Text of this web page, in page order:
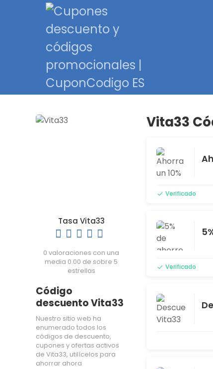
Tasa Vita33
0 valoraciones con una
media 0.00 de sobre 5
estrellas
Código
descuento Vita33
Nuestro sitio web ha
enumerado todos los
códigos de descuento,
cupones y ofertas activos
de Vita33, utilícelos para
ahorrar ahora
Vita33
Verificado
Verificado